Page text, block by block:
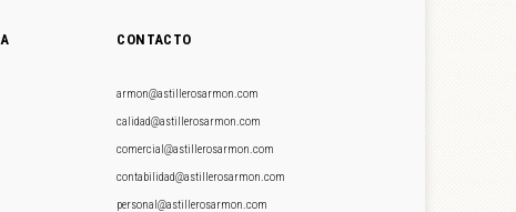
CONTACTO
armon@astillerosarmon.com
calidad@astillerosarmon.com
comercial@astillerosarmon.com
contabilidad@astillerosarmon.com
personal@astillerosarmon.com